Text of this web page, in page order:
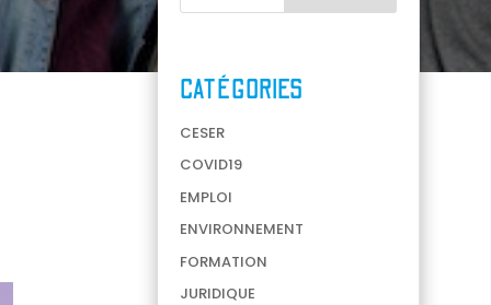
CATÉGORIES
CESER
COVID19
EMPLOI
ENVIRONNEMENT
FORMATION
JURIDIQUE